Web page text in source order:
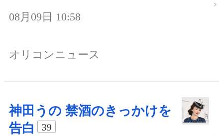
08月09日 10:58
オリコンニュース
神田うの 禁酒のきっかけを
告白
39